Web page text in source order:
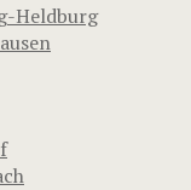
Heldburg